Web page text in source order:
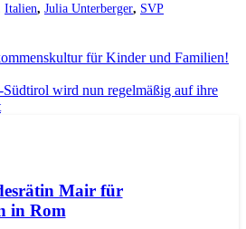
Italien, Julia Unterberger, SVP
für Kinder und Familien!
wird nun regelmäßig auf ihre
Mair für
in Rom